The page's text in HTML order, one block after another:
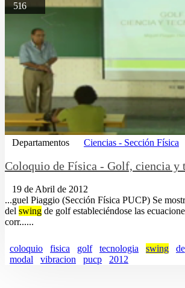
516
Departamentos Ciencias - Sección Física
Coloquio de Física - Golf, ciencia y
19 de Abril de 2012
...guel Piaggio (Sección Física PUCP) Se
del swing de golf estableciéndose las
corr......
coloquio fisica golf tecnologia swing
modal
vibracion pucp 2012